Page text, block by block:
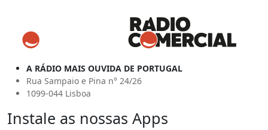
A RÁDIO MAIS OUVIDA DE PORTUGAL
Rua Sampaio e Pina n° 24/26
1099-044 Lisboa
Instale as nossas Apps